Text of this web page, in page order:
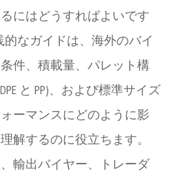
にはどうすればよいです
的なガイドは、海外のバイ
件、積載量、パレット構
と PP)、および標準サイズ
ーマンスにどのように影
解するのに役立ちます。
輸出バイヤー、トレーダ